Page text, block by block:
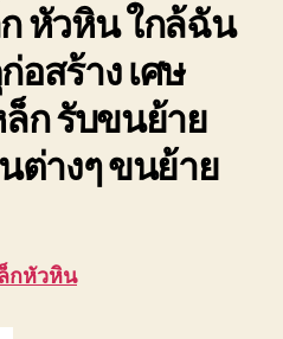
หัวหินใกล้ฉัน
อสร้าง เศษ
ล็ก รับขนย้าย
ต่างๆ ขนย้าย
กหัวหิน